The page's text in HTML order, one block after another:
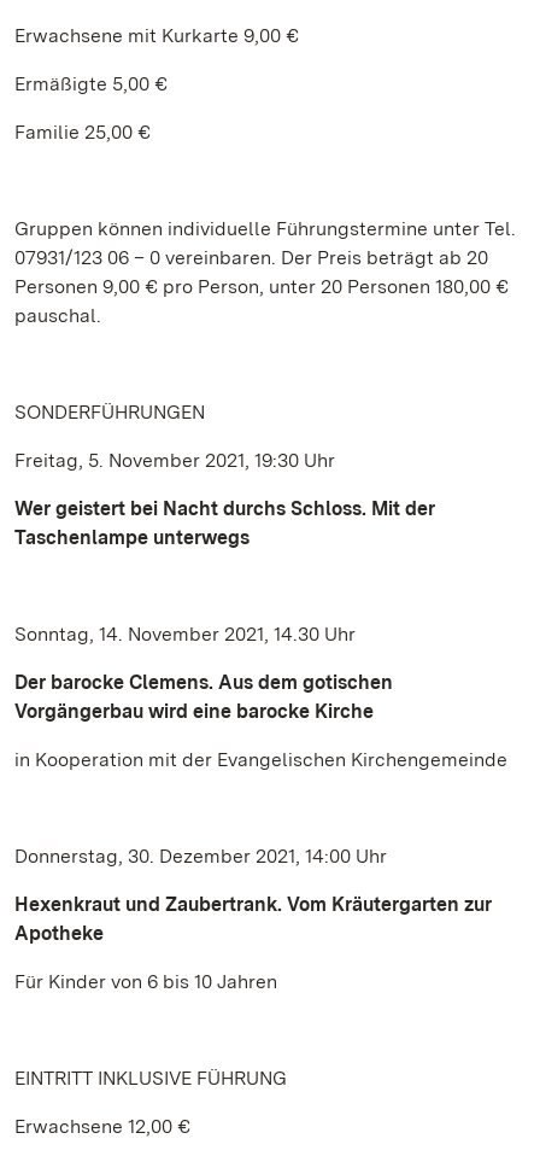
Erwachsene mit Kurkarte 9,00 €
Ermäßigte 5,00 €
Familie 25,00 €
Gruppen können individuelle Führungstermine unter Tel.
07931/123 06 – 0 vereinbaren. Der Preis beträgt ab 20
Personen 9,00 € pro Person, unter 20 Personen 180,00 €
pauschal.
SONDERFÜHRUNGEN
Freitag, 5. November 2021, 19:30 Uhr
Wer geistert bei Nacht durchs Schloss. Mit der
Taschenlampe unterwegs
Sonntag, 14. November 2021, 14.30 Uhr
Der barocke Clemens. Aus dem gotischen
Vorgängerbau wird eine barocke Kirche
in Kooperation mit der Evangelischen Kirchengemeinde
Donnerstag, 30. Dezember 2021, 14:00 Uhr
Hexenkraut und Zaubertrank. Vom Kräutergarten zur
Apotheke
Für Kinder von 6 bis 10 Jahren
EINTRITT INKLUSIVE FÜHRUNG
Erwachsene 12,00 €